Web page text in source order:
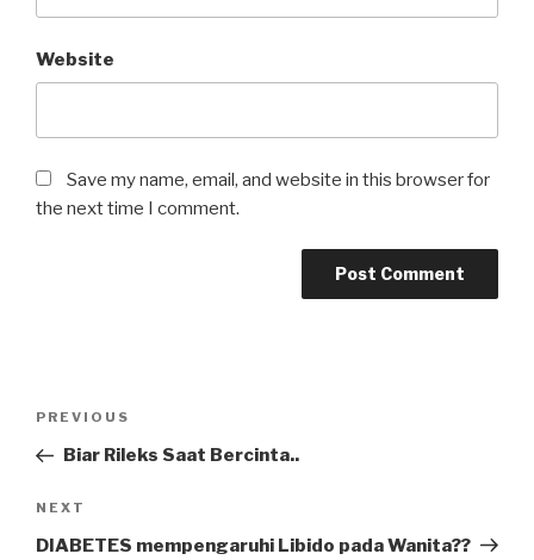
Website
Save my name, email, and website in this browser for
the next time I comment.
Previous
Post
PREVIOUS
Biar Rileks Saat Bercinta..
Next
Post
NEXT
DIABETES mempengaruhi Libido pada Wanita??